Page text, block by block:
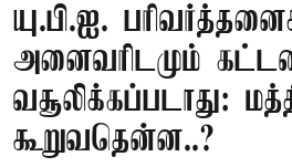
யு.பி.ஐ.
அனைவரிடமும்
வசூலிக்கப்படாது:
கூறுவதென்ன..?